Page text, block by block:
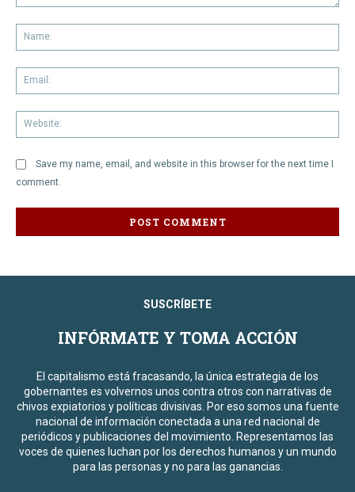
Save my name, email, and website in this browser for the next time I
comment.
SUSCRÍBETE
INFÓRMATE Y TOMA ACCIÓN
El capitalismo está fracasando, la única estrategia de los
gobernantes es volvernos unos contra otros con narrativas de
chivos expiatorios y políticas divisivas. Por eso somos una fuente
nacional de información conectada a una red nacional de
periódicos y publicaciones del movimiento. Representamos las
voces de quienes luchan por los derechos humanos y un mundo
para las personas y no para las ganancias.